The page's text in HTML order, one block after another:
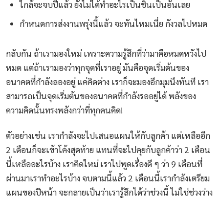
ใกล้จะจบปีแล้ว ยังไม่ได้ทำอะไรเป็นชิ้นเป็นอันเลย
กำหนดการส่งงานพรุ่งนี้แล้ว จะทันไหมเนี่ย กังวลไปหมด
กลับกัน ถ้าเรามองใหม่ เพราะความรู้สึกที่ว่ามาคือหมดหวังไป
หมด แต่ถ้าเรามองว่าทุกจุดที่เราอยู่ มันคือจุดเริ่มต้นของ
อนาคตที่กำลังลองอยู่ แค่คิดต่าง เราก็จะมองอีกมุมนึงทันที เรา
สามารถเป็นจุดเริ่มต้นของอนาคตที่กำลังรออยู่ได้ พลังของ
ความคิดนั้นทรงพลังกว่าที่ทุกคนคิด!
ตัวอย่างเช่น เรากำลังจะไปเสนอแผนให้กับลูกค้า แต่เหลืออีก
2 เดือนก็จะเข้าโค้งสุดท้าย แทนที่จะไปคุยกับลูกค้าว่า 2 เดือน
นี้เหลืออะไรบ้าง เราคิดใหม่ เราไปพูดเรื่องดี ๆ ว่า 9 เดือนที่
ผ่านมาเราทำอะไรบ้าง จบตามนี้แล้ว 2 เดือนนี้เรากำลังเตรียม
แผนของปีหน้า จะกลายเป็นว่าเรารู้สึกได้ว่าช่วงนี้ ไม่ใช่ช่วงว่าง